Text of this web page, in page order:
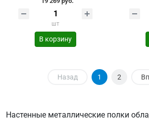
шт
В корзину
Назад 1 2
Настенные металлические полки